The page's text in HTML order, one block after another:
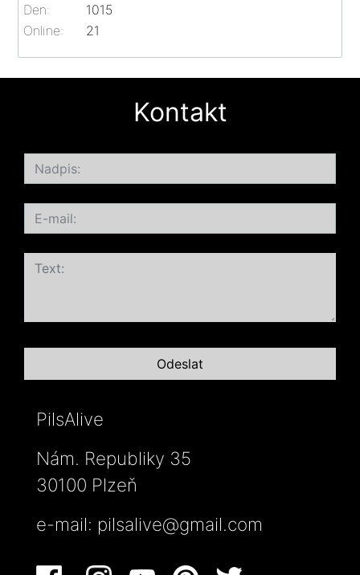
Online: 21
Den:
1015
Kontakt
PilsAlive
Nám. Republiky 35
30100 Plzeň
e-mail: pilsalive@gmail.com